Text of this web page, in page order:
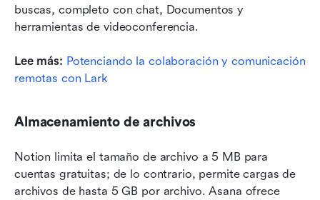
buscas, completo con chat, Documentos y
herramientas de videoconferencia.
Lee más: Potenciando la colaboración y comunicación
remotas con Lark
Almacenamiento de archivos
Notion limita el tamaño de archivo a 5 MB para
cuentas gratuitas; de lo contrario, permite cargas de
archivos de hasta 5 GB por archivo. Asana ofrece